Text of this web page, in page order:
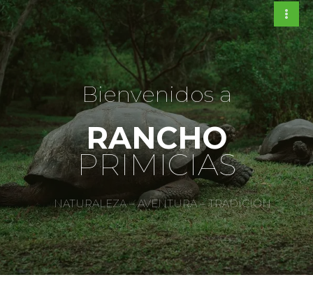
Ir
contenido
Bienvenidos a​
RANCHO
PRIMICIAS
NATURALEZA – AVENTURA – TRADICIÓN